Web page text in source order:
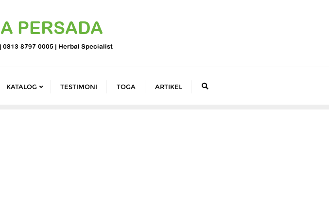
PERSADA
0813-8797-0005 | Herbal Specialist
KATALOG TESTIMONI TOGA ARTIKEL